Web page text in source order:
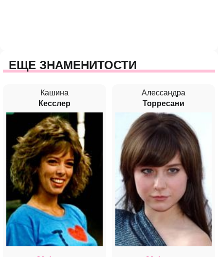
ЕЩЕ ЗНАМЕНИТОСТИ
Кашина
Кесслер
Алессандра
Торресани